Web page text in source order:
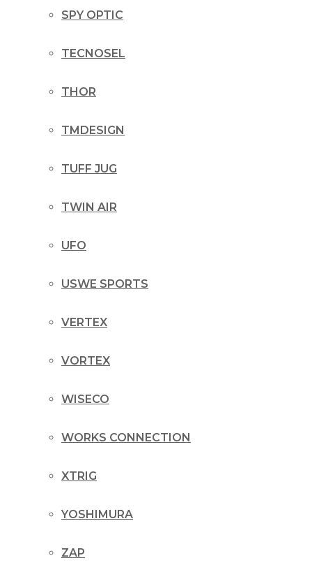
SPY OPTIC
TECNOSEL
THOR
TMDESIGN
TUFF JUG
TWIN AIR
UFO
USWE SPORTS
VERTEX
VORTEX
WISECO
WORKS CONNECTION
XTRIG
YOSHIMURA
ZAP